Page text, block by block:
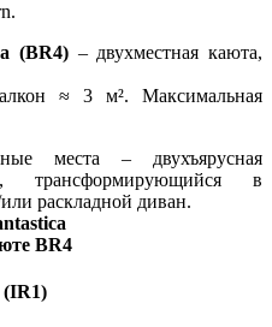
(BR4)– двухместная каюта,
≈ 3 м². Максимальная
места – двухъярусная
трансформирующийся в
раскладной диван.
BR4
(IR1)